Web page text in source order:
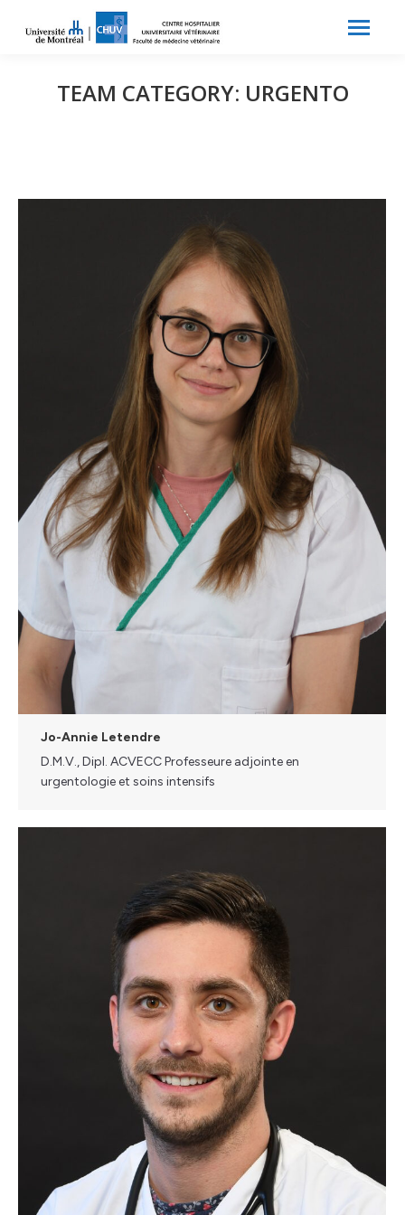
TEAM CATEGORY: URGENTO
Jo-Annie Letendre
D.M.V., Dipl. ACVECC Professeure adjointe en
urgentologie et soins intensifs